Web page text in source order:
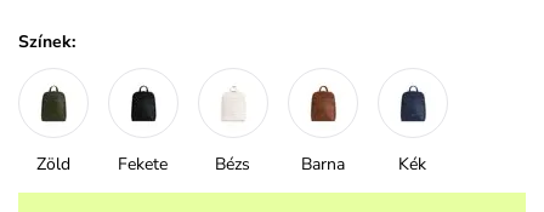
Színek:
Zöld Fekete Bézs Barna Kék